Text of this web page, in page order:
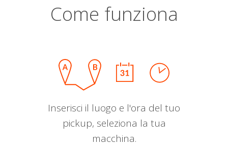
Come funziona
Inserisci il luogo e l'ora del tuo
pickup, seleziona la tua
macchina.